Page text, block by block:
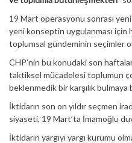
19 Mart operasyonu sonrası
yeni konseptin uygulanması için
toplumsal gündeminin seçimler
CHP’nin bu konudaki son
taktiksel mücadelesi toplumun
beklenmedik bir karşılık bulmaya
İktidarın son on yıldır seçmen
siyaseti, 19 Mart’ta İmamoğlu
İktidarın yargıyı yargı kurumu